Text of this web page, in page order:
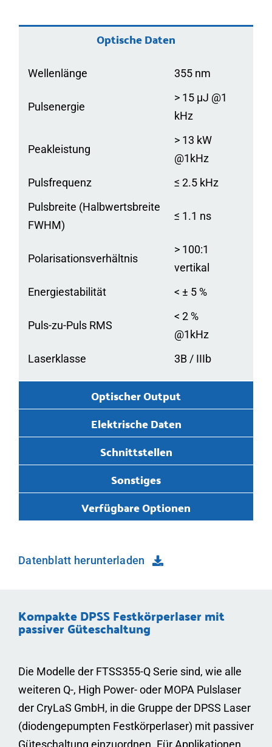
Optische Daten
Wellenlänge 355 nm
Pulsenergie
> 15 μJ @1
kHz
Peakleistung
> 13 kW
@1kHz
Pulsfrequenz
≤ 2.5 kHz
Pulsbreite (Halbwertsbreite
FWHM)
≤ 1.1 ns
Polarisationsverhältnis
> 100:1
vertikal
Energiestabilität
< ± 5 %
Puls-zu-Puls RMS
< 2 %
@1kHz
Laserklasse
3B / IIIb
Optischer Output
Elektrische Daten
Schnittstellen
Sonstiges
Verfügbare Optionen
Datenblatt herunterladen
Kompakte DPSS Festkörperlaser mit
passiver Güteschaltung
Die Modelle der FTSS355-Q Serie sind, wie alle
weiteren Q-, High Power- oder MOPA Pulslaser
der CryLaS GmbH, in die Gruppe der DPSS Laser
(diodengepumpten Festkörperlaser) mit passiver
Güteschaltung einzuordnen. Für Applikationen,